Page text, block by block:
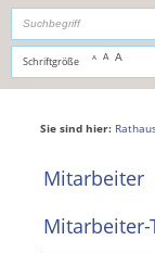
Schriftgröße A A A
Sie sind hier:
Mitarbeiter
Mitarbeiter-